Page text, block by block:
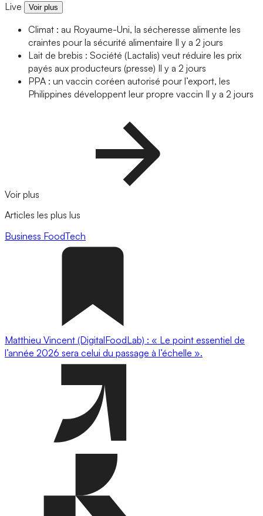
Live Voir plus
Climat : au Royaume-Uni, la sécheresse alimente les
craintes pour la sécurité alimentaire Il y a 2 jours
Lait de brebis : Société (Lactalis) veut réduire les prix
payés aux producteurs (presse) Il y a 2 jours
PPA : un vaccin coréen autorisé pour l’export, les
Philippines développent leur propre vaccin Il y a 2 jours
Voir plus
Articles les plus lus
Business FoodTech
Matthieu Vincent (DigitalFoodLab) : « Le point essentiel de
l’année 2026 sera celui du passage à l’échelle ».